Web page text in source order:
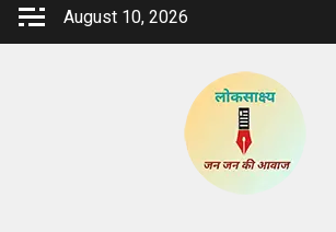
Skip
August 10, 2026